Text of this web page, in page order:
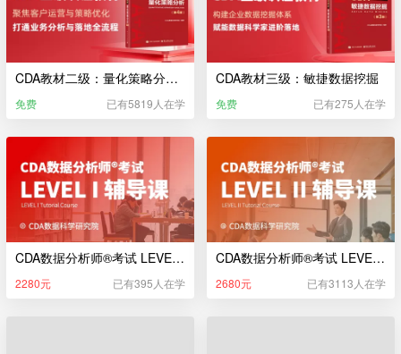
CDA教材二级：量化策略分析（2025）
免费 已有5819人在学
CDA教材三级：敏捷数据挖掘
免费 已有275人在学
CDA数据分析师®考试 LEVEL I 辅导课（新版）
2280元 已有395人在学
CDA数据分析师®考试 LEVEL II 辅导课（新版）
2680元 已有3113人在学